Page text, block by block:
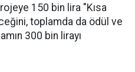
150 bin lira "Kısa
toplamda da ödül ve
300 bin lirayı